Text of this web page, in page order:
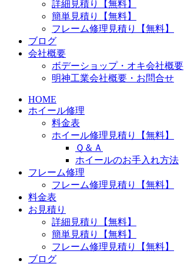
詳細見積り【無料】
簡単見積り【無料】
フレーム修理見積り【無料】
ブログ
会社概要
ボデーショップ・オキ会社概要
明神工業会社概要・お問合せ
HOME
ホイール修理
料金表
ホイール修理見積り【無料】
Ｑ＆Ａ
ホイールのお手入れ方法
フレーム修理
フレーム修理見積り【無料】
料金表
お見積り
詳細見積り【無料】
簡単見積り【無料】
フレーム修理見積り【無料】
ブログ